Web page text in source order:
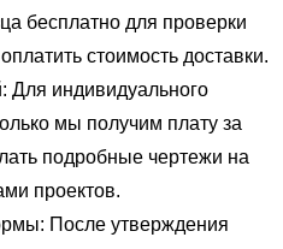
бесплатно для проверки
стоимость доставки.
Для индивидуального
мы получим плату за
подробные чертежи на
проектов.
После утверждения